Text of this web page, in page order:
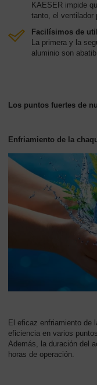
KAESER impide
tanto, el ventilador
Facilísimos de
La primera y la
aluminio son
Los puntos fuertes de
Enfriamiento de la
El eficaz enfriamiento de
eficiencia en varios
Además, la duración del
horas de operación.